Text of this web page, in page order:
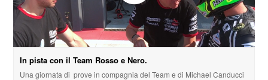
In pista con il Team Rosso e Nero.
Una giornata di prove in compagnia del Team e di Michael Canducci